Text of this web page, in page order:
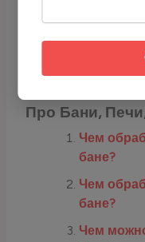
Адрес кошелька:
Скопируйте адрес или
Про Бани,
Чем
бане?
Чем
бане?
Чем